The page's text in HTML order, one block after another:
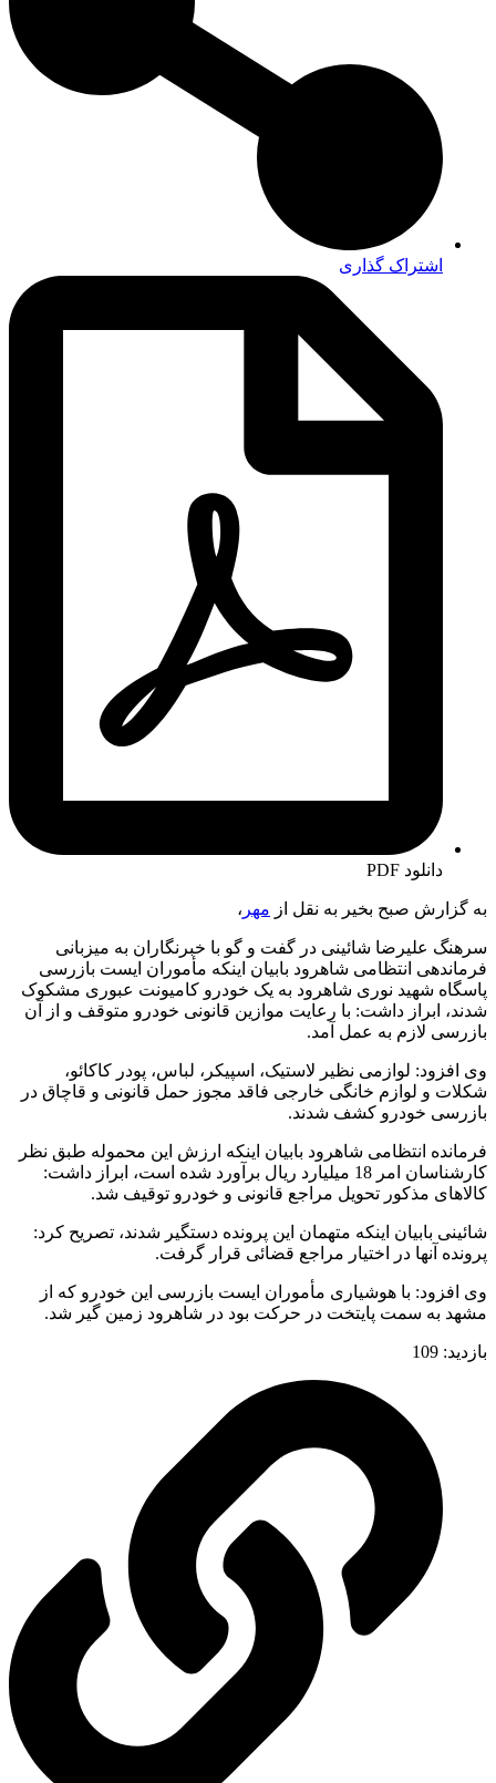
اشتراک گذاری
دانلود PDF
به گزارش صبح بخیر به نقل از مهر ،
سرهنگ علیرضا شائینی در گفت و گو با خبرنگاران به میزبانی
فرماندهی انتظامی شاهرود بابیان اینکه مأموران ایست بازرسی
پاسگاه شهید نوری شاهرود به یک خودرو کامیونت عبوری مشکوک
شدند، ابراز داشت: با رعایت موازین قانونی خودرو متوقف و از آن
بازرسی لازم به عمل آمد.
وی افزود: لوازمی نظیر لاستیک، اسپیکر، لباس، پودر کاکائو،
شکلات و لوازم خانگی خارجی فاقد مجوز حمل قانونی و قاچاق در
بازرسی خودرو کشف شدند.
فرمانده انتظامی شاهرود بابیان اینکه ارزش این محموله طبق نظر
کارشناسان امر 18 میلیارد ریال برآورد شده است، ابراز داشت:
کالاهای مذکور تحویل مراجع قانونی و خودرو توقیف شد.
شائینی بابیان اینکه متهمان این پرونده دستگیر شدند، تصریح کرد:
پرونده آنها در اختیار مراجع قضائی قرار گرفت.
وی افزود: با هوشیاری مأموران ایست بازرسی این خودرو که از
مشهد به سمت پایتخت در حرکت بود در شاهرود زمین گیر شد.
بازدید: 109